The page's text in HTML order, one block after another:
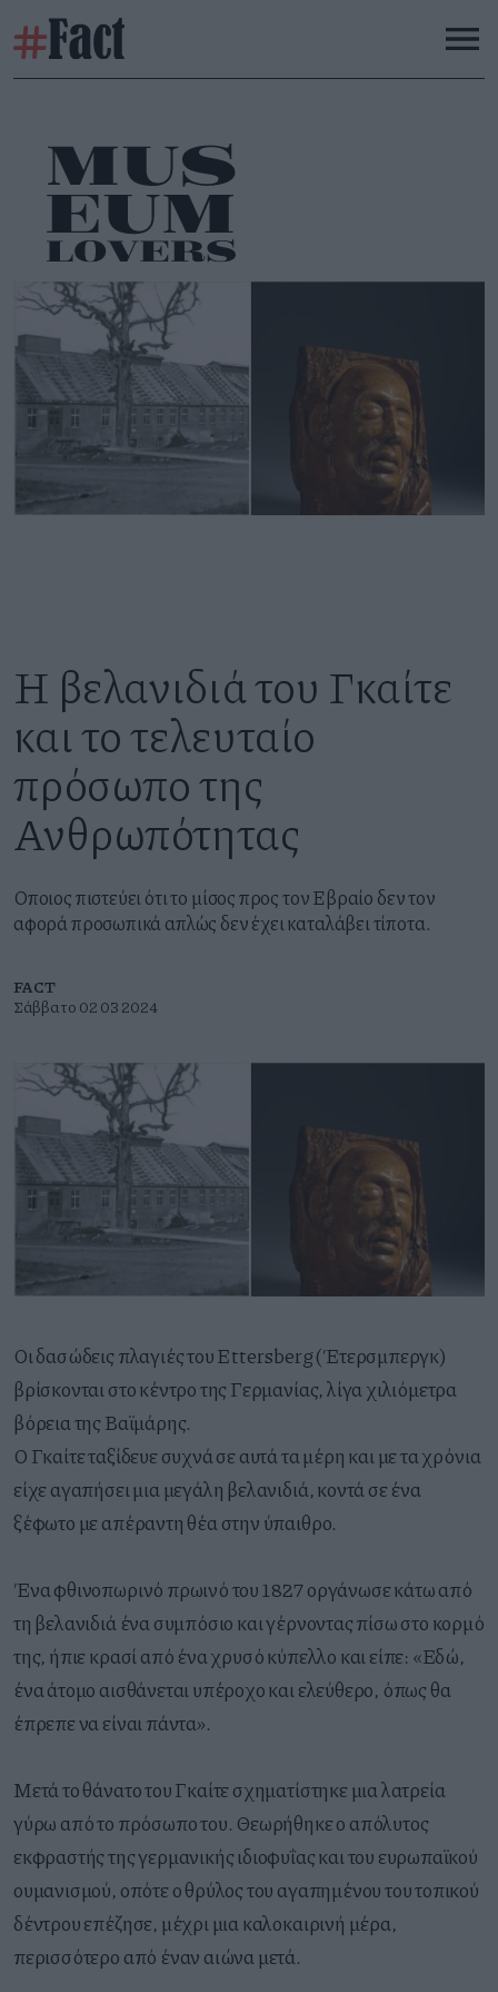
Η βελανιδιά του Γκαίτε
και το τελευταίο
πρόσωπο της
Ανθρωπότητας
Oποιος πιστεύει ότι το μίσος προς τον Εβραίο δεν τον
αφορά προσωπικά απλώς δεν έχει καταλάβει τίποτα.
FACT
Σάββατο 02 03 2024
Οι δασώδεις πλαγιές του Ettersberg (Έτερσμπεργκ)
βρίσκονται στο κέντρο της Γερμανίας, λίγα χιλιόμετρα
βόρεια της Βαϊμάρης.
Ο Γκαίτε ταξίδευε συχνά σε αυτά τα μέρη και με τα χρόνια
είχε αγαπήσει μια μεγάλη βελανιδιά, κοντά σε ένα
ξέφωτο με απέραντη θέα στην ύπαιθρο.
Ένα φθινοπωρινό πρωινό του 1827 οργάνωσε κάτω από
τη βελανιδιά ένα συμπόσιο και γέρνοντας πίσω στο κορμό
της, ήπιε κρασί από ένα χρυσό κύπελλο και είπε: «Εδώ,
ένα άτομο αισθάνεται υπέροχο και ελεύθερο, όπως θα
έπρεπε να είναι πάντα».
Μετά το θάνατο του Γκαίτε σχηματίστηκε μια λατρεία
γύρω από το πρόσωπο του. Θεωρήθηκε ο απόλυτος
εκφραστής της γερμανικής ιδιοφυΐας και του ευρωπαϊκού
ουμανισμού, οπότε ο θρύλος του αγαπημένου του τοπικού
δέντρου επέζησε, μέχρι μια καλοκαιρινή μέρα,
περισσότερο από έναν αιώνα μετά.